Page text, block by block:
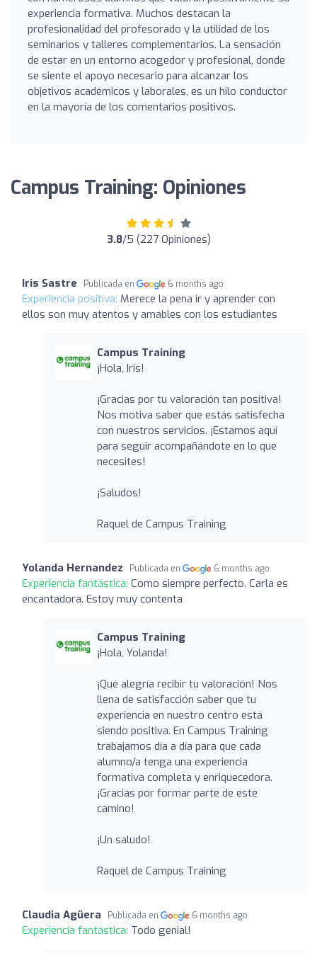
experiencia formativa. Muchos destacan la
profesionalidad del profesorado y la utilidad de los
seminarios y talleres complementarios. La sensación
de estar en un entorno acogedor y profesional, donde
se siente el apoyo necesario para alcanzar los
objetivos académicos y laborales, es un hilo conductor
en la mayoría de los comentarios positivos.
Campus Training: Opiniones
3.8/5 (227 Opiniones)
Iris Sastre Publicada en 6 months ago
Experiencia positiva: Merece la pena ir y aprender con
ellos son muy atentos y amables con los estudiantes
Campus Training
¡Hola, Iris!
¡Gracias por tu valoración tan positiva!
Nos motiva saber que estás satisfecha
con nuestros servicios. ¡Estamos aquí
para seguir acompañándote en lo que
necesites!
¡Saludos!
Raquel de Campus Training
Yolanda Hernandez Publicada en 6 months ago
Experiencia fantástica: Como siempre perfecto. Carla es
encantadora. Estoy muy contenta
Campus Training
¡Hola, Yolanda!
¡Qué alegría recibir tu valoración! Nos
llena de satisfacción saber que tu
experiencia en nuestro centro está
siendo positiva. En Campus Training
trabajamos día a día para que cada
alumno/a tenga una experiencia
formativa completa y enriquecedora.
¡Gracias por formar parte de este
camino!
¡Un saludo!
Raquel de Campus Training
Claudia Agüera Publicada en 6 months ago
Experiencia fantástica: Todo genial!